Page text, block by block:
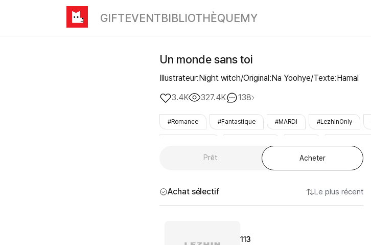
GIFTEVENTBIBLIOTHÈQUEMY
Un monde sans toi
Illustrateur:Night witch/Original:Na Yoohye/Texte:Hamal
3.4K
327.4K 138
#Romance #Fantastique #MARDI #LezhinOnly
Prêt Acheter
Achat sélectif Le plus récent
113